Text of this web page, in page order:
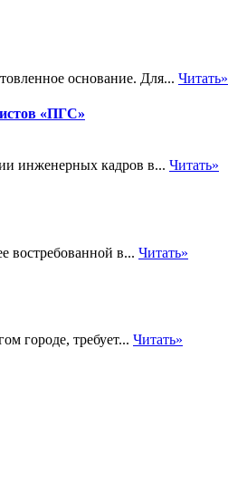
основание. Для... Читать»
«ПГС»
инженерных кадров в... Читать»
востребованной в... Читать»
городе, требует... Читать»